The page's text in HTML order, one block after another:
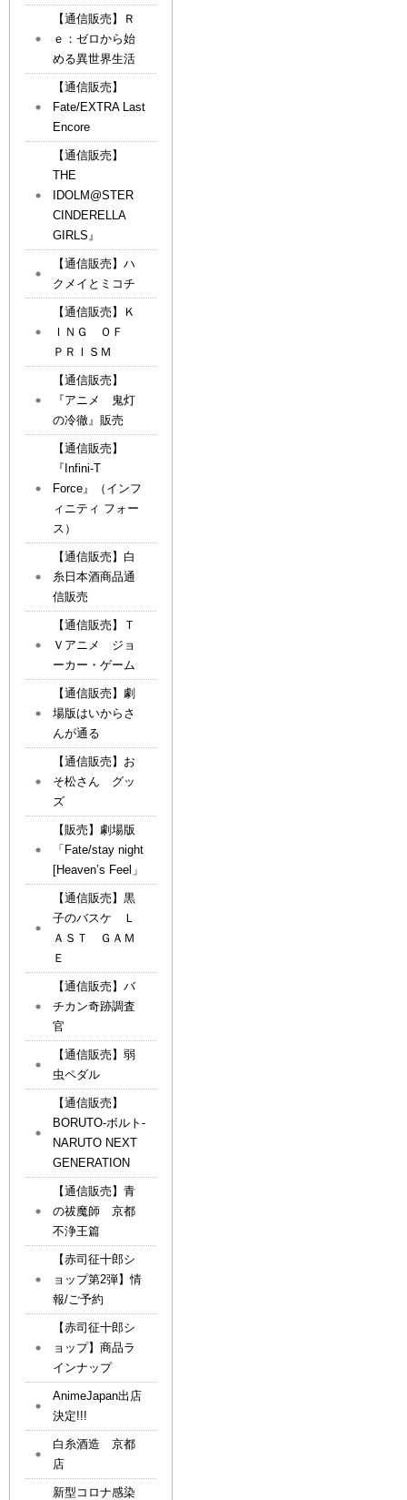
【通信販売】Ｒ
ｅ：ゼロから始
める異世界生活
【通信販売】
Fate/EXTRA Last
Encore
【通信販売】
THE
IDOLM@STER
CINDERELLA
GIRLS』
【通信販売】ハ
クメイとミコチ
【通信販売】Ｋ
ＩＮＧ ＯＦ
ＰＲＩＳＭ
【通信販売】
『アニメ 鬼灯
の冷徹』販売
【通信販売】
『Infini-T
Force』（インフ
ィニティ フォー
ス）
【通信販売】白
糸日本酒商品通
信販売
【通信販売】Ｔ
Ｖアニメ ジョ
ーカー・ゲーム
【通信販売】劇
場版はいからさ
んが通る
【通信販売】お
そ松さん グッ
ズ
【販売】劇場版
「Fate/stay night
[Heaven’s Feel」
【通信販売】黒
子のバスケ Ｌ
ＡＳＴ ＧＡＭ
Ｅ
【通信販売】バ
チカン奇跡調査
官
【通信販売】弱
虫ペダル
【通信販売】
BORUTO-ボルト-
NARUTO NEXT
GENERATION
【通信販売】青
の祓魔師 京都
不浄王篇
【赤司征十郎シ
ョップ第2弾】情
報/ご予約
【赤司征十郎シ
ョップ】商品ラ
インナップ
AnimeJapan出店
決定!!!
白糸酒造 京都
店
新型コロナ感染